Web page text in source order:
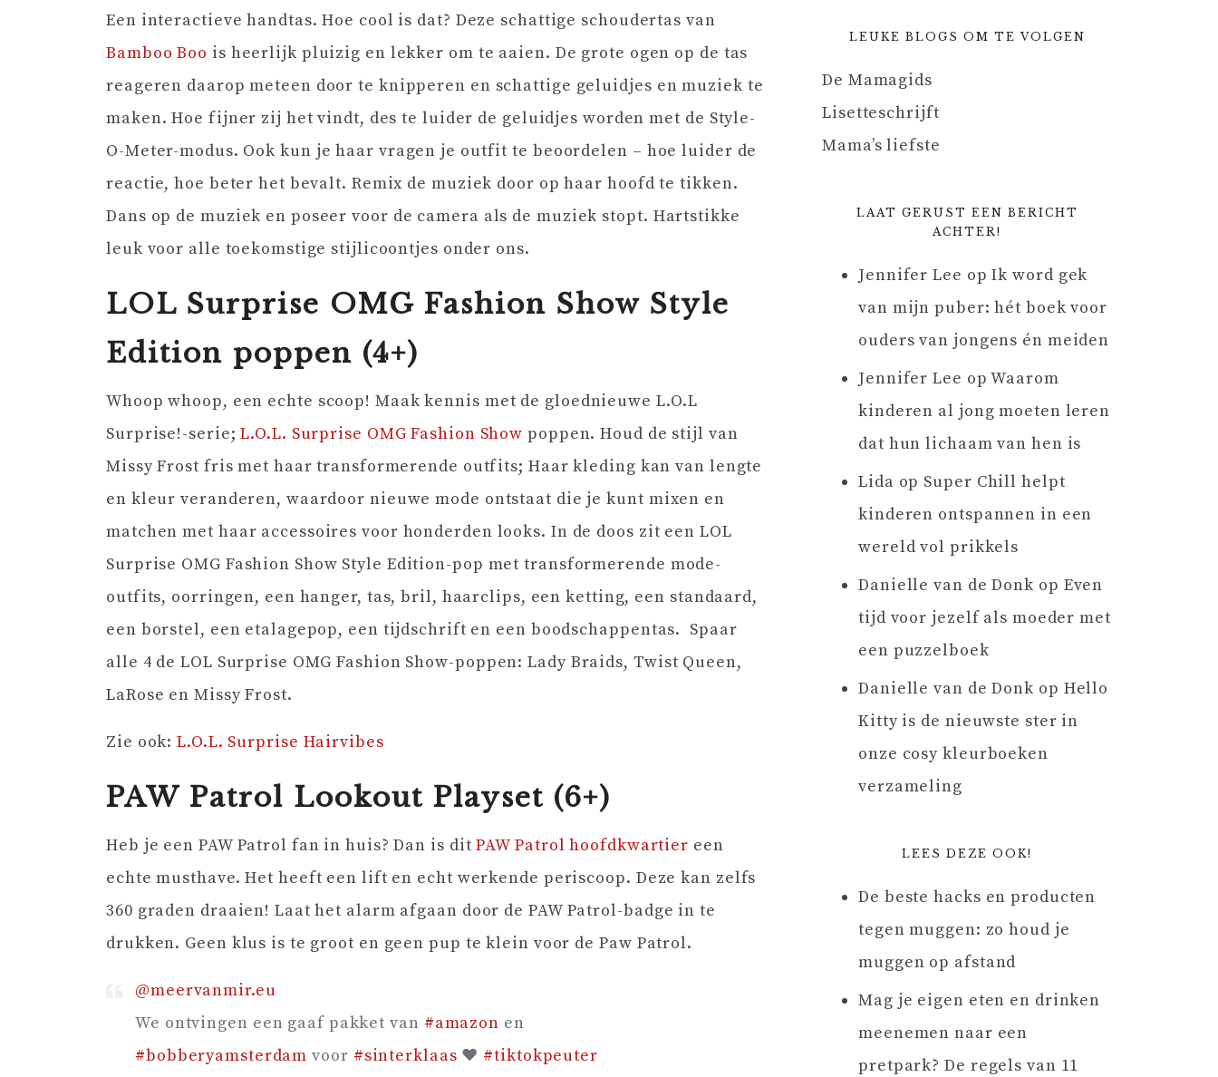
Een interactieve handtas. Hoe cool is dat? Deze schattige schoudertas van
Bamboo Boo is heerlijk pluizig en lekker om te aaien. De grote ogen op de tas
reageren daarop meteen door te knipperen en schattige geluidjes en muziek te
maken. Hoe fijner zij het vindt, des te luider de geluidjes worden met de Style-
O-Meter-modus. Ook kun je haar vragen je outfit te beoordelen – hoe luider de
reactie, hoe beter het bevalt. Remix de muziek door op haar hoofd te tikken.
Dans op de muziek en poseer voor de camera als de muziek stopt. Hartstikke
leuk voor alle toekomstige stijlicoontjes onder ons.
LOL Surprise OMG Fashion Show Style
Edition poppen (4+)
Whoop whoop, een echte scoop! Maak kennis met de gloednieuwe L.O.L
Surprise!-serie;L.O.L. Surprise OMG Fashion Show poppen. Houd de stijl van
Missy Frost fris met haar transformerende outfits; Haar kleding kan van lengte
en kleur veranderen, waardoor nieuwe mode ontstaat die je kunt mixen en
matchen met haar accessoires voor honderden looks. In de doos zit een LOL
Surprise OMG Fashion Show Style Edition-pop met transformerende mode-
outfits, oorringen, een hanger, tas, bril, haarclips, een ketting, een standaard,
een borstel, een etalagepop, een tijdschrift en een boodschappentas. Spaar
alle 4 de LOL Surprise OMG Fashion Show-poppen: Lady Braids, Twist Queen,
LaRose en Missy Frost.
Zie ook:L.O.L. Surprise Hairvibes
PAW Patrol Lookout Playset (6+)
Heb je een PAW Patrol fan in huis? Dan is ditPAW Patrol hoofdkwartier een
echte musthave. Het heeft een lift en echt werkende periscoop. Deze kan zelfs
360 graden draaien! Laat het alarm afgaan door de PAW Patrol-badge in te
drukken. Geen klus is te groot en geen pup te klein voor de Paw Patrol.
@meervanmir.eu
We ontvingen een gaaf pakket van #amazon en
#bobberyamsterdam voor #sinterklaas ❤️ #tiktokpeuter
LEUKE BLOGS OM TE VOLGEN
De Mamagids
Lisetteschrijft
Mama’s liefste
LAAT GERUST EEN BERICHT
ACHTER!
Jennifer Lee opIk word gek
van mijn puber: hét boek voor
ouders van jongens én meiden
Jennifer Lee opWaarom
kinderen al jong moeten leren
dat hun lichaam van hen is
Lida op Super Chill helpt
kinderen ontspannen in een
wereld vol prikkels
Danielle van de Donk op Even
tijd voor jezelf als moeder met
een puzzelboek
Danielle van de Donk op Hello
Kitty is de nieuwste ster in
onze cosy kleurboeken
verzameling
LEES DEZE OOK!
De beste hacks en producten
tegen muggen: zo houd je
muggen op afstand
Mag je eigen eten en drinken
meenemen naar een
pretpark? De regels van 11